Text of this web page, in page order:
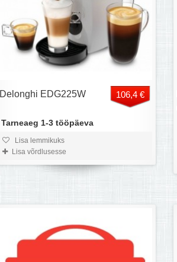
Delonghi EDG225W 106,4 €
Tarneaeg 1-3 tööpäeva
Lisa lemmikuks
Lisa võrdlusesse